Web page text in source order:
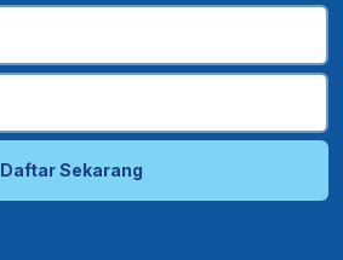
Daftar Sekarang